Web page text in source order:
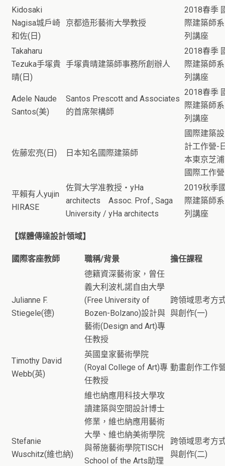
Kidosaki
Nagisa城戶崎
和佐(日)
京都造形藝術大學教授
2018春季
際建築師系
列講座
Takaharu
Tezuka手塚貴
晴(日)
手塚貴晴建築師事務所創辦人
2018春季
際建築師系
列講座
Adele Naude
Santos(美)
Santos Prescott and Associates
的首席架構師
2018春季
際建築師系
列講座
佐藤宏亮(日) 日本知名國際建築師
國際建築設
計工作營-
本東京芝浦
國際工作營
平賴有人yujin
HIRASE
佐賀大学准教授・yHa
architects Assoc. Prof., Saga
University / yHa architects
2019秋季
際建築師系
列講座
【媒體傳達設計領域】
國際客座教師 職稱/背景 擔任課程
Julianne F.
Stiegele(德)
德籍資深藝術家，曾任
義大利波札諾自由大學
(Free University of
Bozen-Bolzano)設計與
藝術(Design and Art)專
任教授
跨領域思考方
與創作(一)
Timothy David
Webb(英)
英國皇家藝術學院
(Royal College of Art)專
任教授
動畫創作工作
Stefanie
Wuschitz(維也納)
維也納應用科技大學攻
讀建築與空間設計博士
修業，維也納應用藝術
大學、維也納美術學院
與蒂施藝術學院TISCH
School of the Arts助理
跨領域思考方
與創作(二)